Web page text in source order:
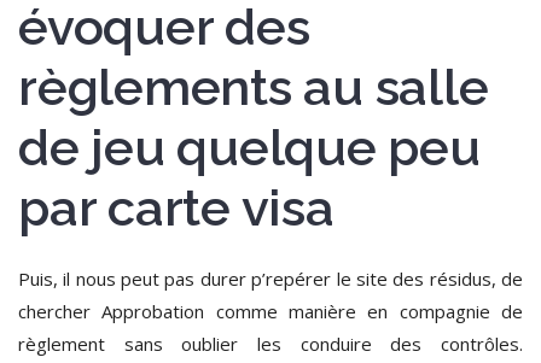
évoquer des
règlements au salle
de jeu quelque peu
par carte visa
Puis, il nous peut pas durer p’repérer le site des résidus, de
chercher Approbation comme manière en compagnie de
règlement sans oublier les conduire des contrôles.